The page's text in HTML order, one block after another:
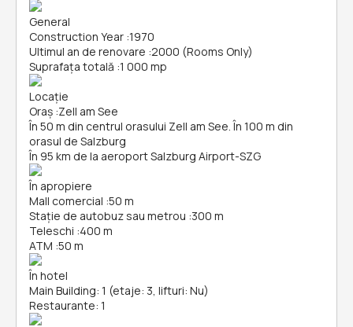
General
Construction Year :1970
Ultimul an de renovare :2000 (Rooms Only)
Suprafața totală :1 000 mp
Locație
Oraș :Zell am See
În 50 m din centrul orasului Zell am See. În 100 m din
orasul de Salzburg
În 95 km de la aeroport Salzburg Airport-SZG
În apropiere
Mall comercial :50 m
Stație de autobuz sau metrou :300 m
Teleschi :400 m
ATM :50 m
În hotel
Main Building: 1 (etaje: 3, lifturi: Nu)
Restaurante: 1